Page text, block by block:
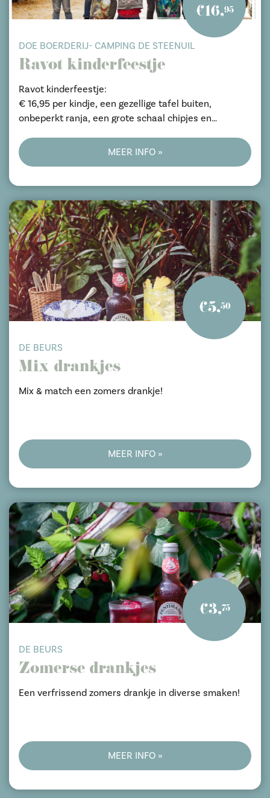
€16,95
DOE BOERDERIJ- CAMPING DE STEENUIL
Ravot kinderfeestje
Ravot kinderfeestje:
€ 16,95 per kindje, een gezellige tafel buiten,
onbeperkt ranja, een grote schaal chipjes en
Deelname met onze dagactiviteit
MEER INFO »
€5,50
DE BEURS
Mix drankjes
Mix & match een zomers drankje!
MEER INFO »
€3,75
DE BEURS
Zomerse drankjes
Een verfrissend zomers drankje in diverse smaken!
MEER INFO »